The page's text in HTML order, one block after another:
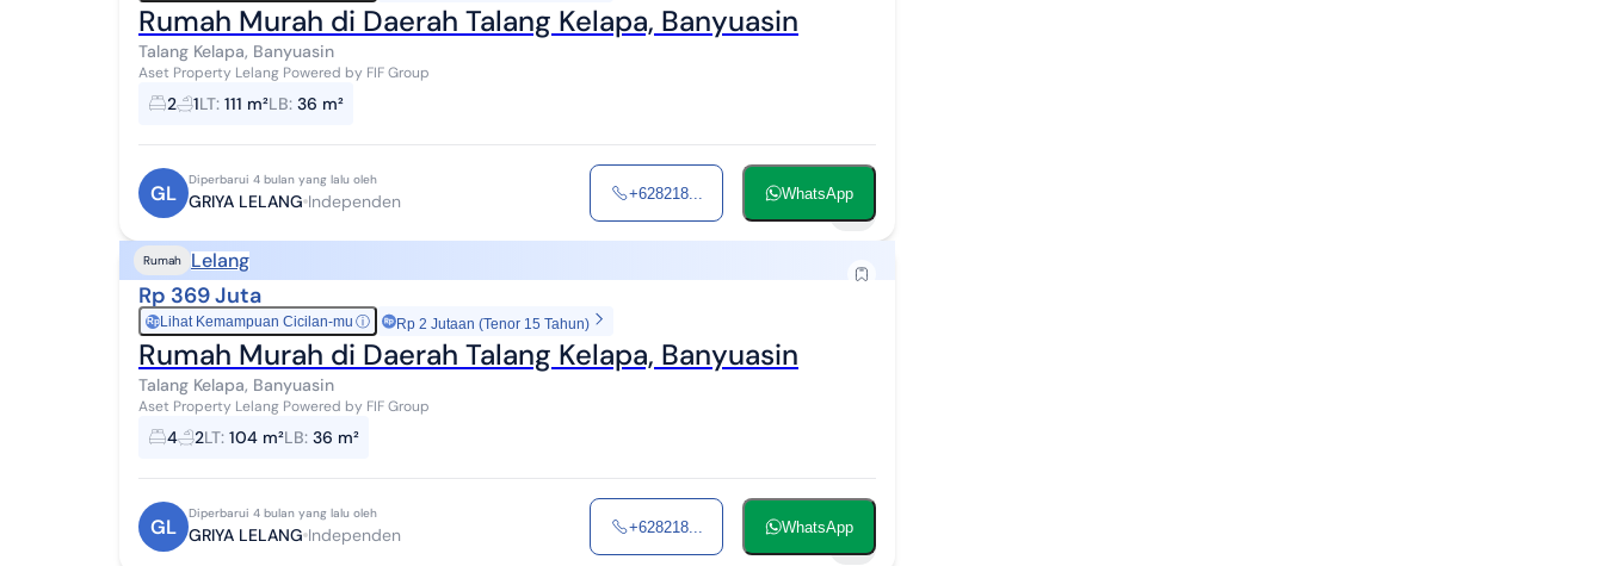
Rumah Murah di Daerah Talang Kelapa, Banyuasin
Talang Kelapa, Banyuasin
Aset Property Lelang Powered by FIF Group
2 1LT: 111 m²LB: 36 m²
GL
Diperbarui 4 bulan yang lalu oleh
GRIYA LELANG Independen +628218... WhatsApp
Rumah Lelang
Rp 369 Juta
RpLihat Kemampuan Cicilan-mu ⓘ Rp 2 Jutaan (Tenor 15 Tahun)
Rumah Murah di Daerah Talang Kelapa, Banyuasin
Talang Kelapa, Banyuasin
Aset Property Lelang Powered by FIF Group
4 2LT: 104 m²LB: 36 m²
GL
Diperbarui 4 bulan yang lalu oleh
GRIYA LELANG Independen +628218... WhatsApp